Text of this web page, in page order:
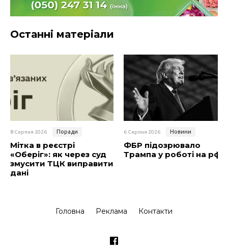
Останні матеріали
8 Серпня 2026 Поради
Мітка в реєстрі
«Оберіг»: як через суд
змусити ТЦК виправити
дані
6 Серпня 2026 Новини
ФБР підозрювало
Трампа у роботі на рф
Головна Реклама Контакти